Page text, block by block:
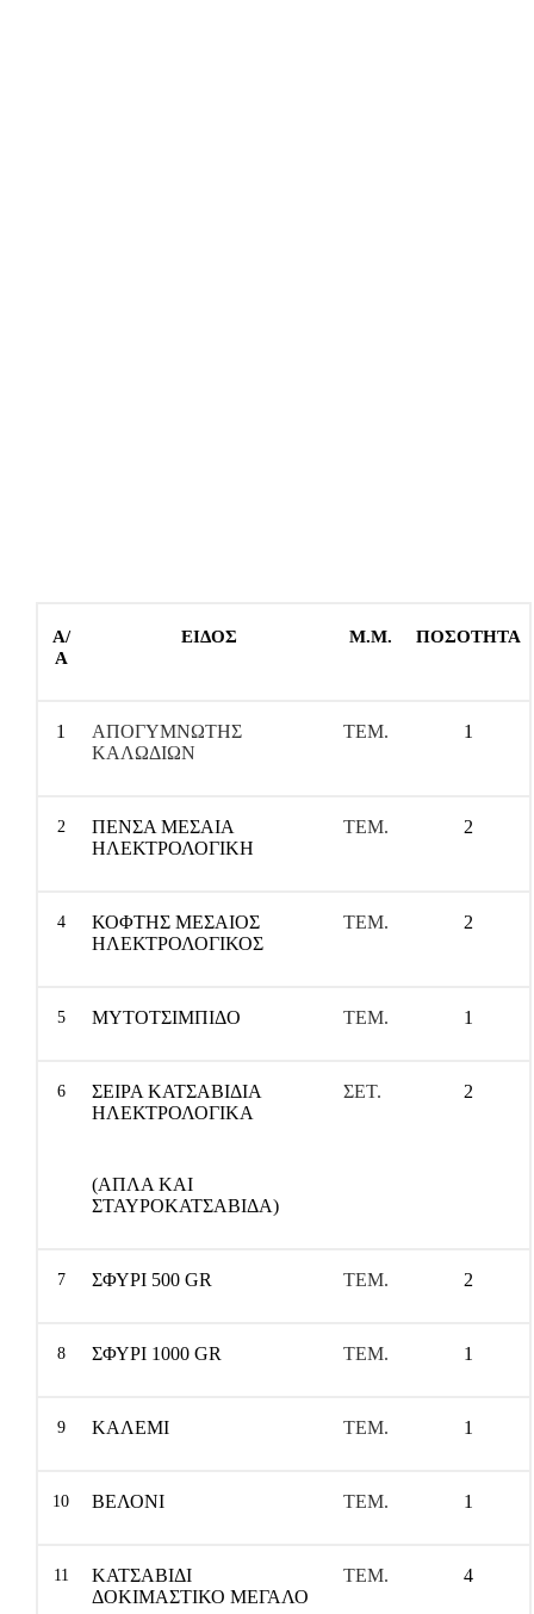
Α/
Α
ΕΙΔΟΣ Μ.Μ. ΠΟΣΟΤΗΤΑ
1
ΑΠΟΓΥΜΝΩΤΗΣ
ΚΑΛΩΔΙΩΝ
ΤΕΜ. 1
2
ΠΕΝΣΑ ΜΕΣΑΙΑ
ΗΛΕΚΤΡΟΛΟΓΙΚΗ
ΤΕΜ. 2
4
ΚΟΦΤΗΣ ΜΕΣΑΙΟΣ
ΗΛΕΚΤΡΟΛΟΓΙΚΟΣ
ΤΕΜ. 2
5 ΜΥΤΟΤΣΙΜΠΙΔΟ ΤΕΜ. 1
6
ΣΕΙΡΑ ΚΑΤΣΑΒΙΔΙΑ
ΗΛΕΚΤΡΟΛΟΓΙΚΑ
(ΑΠΛΑ ΚΑΙ
ΣΤΑΥΡΟΚΑΤΣΑΒΙΔΑ)
ΣΕΤ. 2
7 ΣΦΥΡΙ 500GR ΤΕΜ. 2
8 ΣΦΥΡΙ 1000GR ΤΕΜ. 1
9 ΚΑΛΕΜΙ ΤΕΜ. 1
10 ΒΕΛΟΝΙ ΤΕΜ. 1
11
ΚΑΤΣΑΒΙΔΙ
ΔΟΚΙΜΑΣΤΙΚΟ ΜΕΓΑΛΟ
ΤΕΜ. 4